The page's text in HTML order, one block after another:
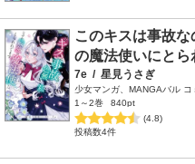
このキスは事故
の魔法使いにとら
7e / 星見うさぎ
少女マンガ、MANGAバル コ
1～2巻
840pt
(4.8)
投稿数4件